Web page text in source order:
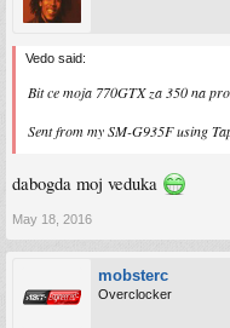
Vedo said:
Bit ce moja 770GTX za 350 na
Sent from my SM-G935F using
dabogda moj veduka
May 18, 2016
mobsterc
Overclocker